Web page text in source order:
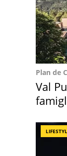
Plan de
Val